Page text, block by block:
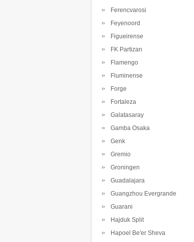
Ferencvarosi
Feyenoord
Figueirense
FK Partizan
Flamengo
Fluminense
Forge
Fortaleza
Galatasaray
Gamba Osaka
Genk
Gremio
Groningen
Guadalajara
Guangzhou Evergrande
Guarani
Hajduk Split
Hapoel Be'er Sheva